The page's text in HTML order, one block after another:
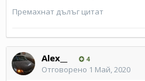
Премахнат дълъг цитат
Alex__ 4
Отговорено 1 Май, 2020